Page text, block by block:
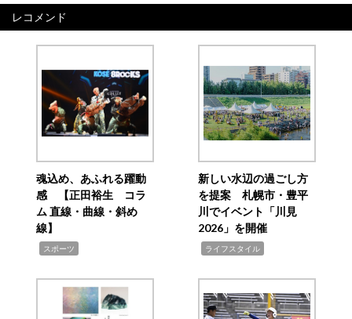
レコメンド
魂込め、あふれる躍動
感 【正田裕生 コラ
ム 直線・曲線・斜め
線】
スポーツ
新しい水辺の過ごし方
を提案 札幌市・豊平
川でイベント「川見
2026」を開催
ライフスタイル